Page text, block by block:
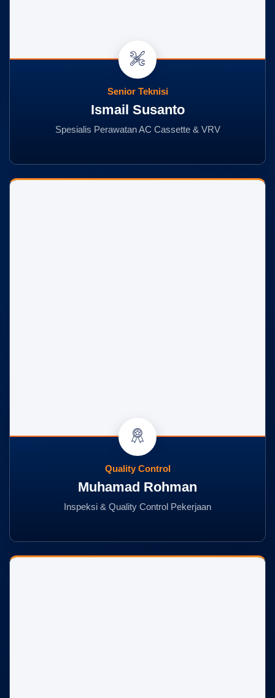
Senior Teknisi
Ismail Susanto
Spesialis Perawatan AC Cassette & VRV
Quality Control
Muhamad Rohman
Inspeksi & Quality Control Pekerjaan